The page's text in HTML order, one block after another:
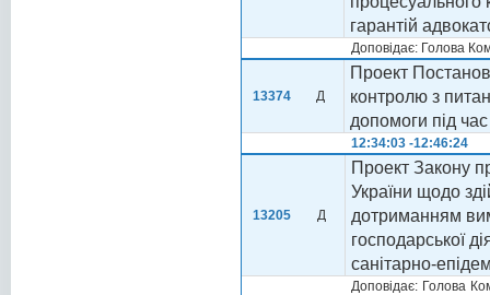
гарантій
Доповідає: Голова
13374 Д
Проект
контролю з
допомоги під
12:34:03 -12:46:24
13205 Д
Проект Закону
України щодо
дотриманням
господарської
санітарно-
Доповідає: Голова